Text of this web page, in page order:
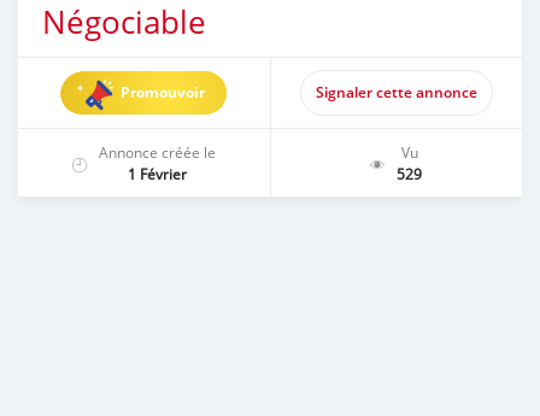
Négociable
Promouvoir Signaler cette annonce
Annonce créée le
1 Février
Vu
529